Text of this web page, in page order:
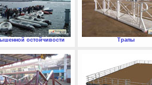
остойчивости Трапы